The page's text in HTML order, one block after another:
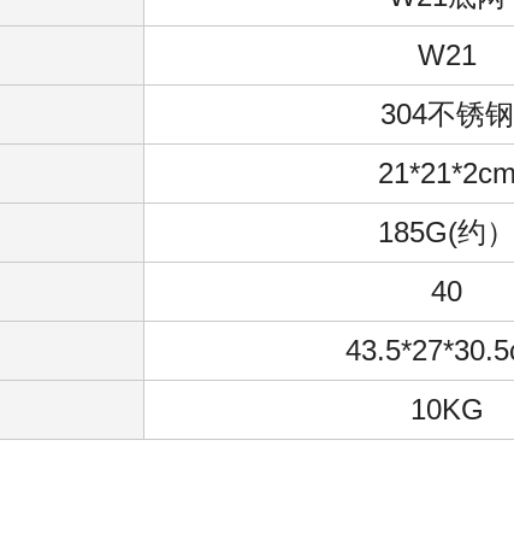
W21
304不锈钢
21*21*2cm
185G(约）
40
10KG